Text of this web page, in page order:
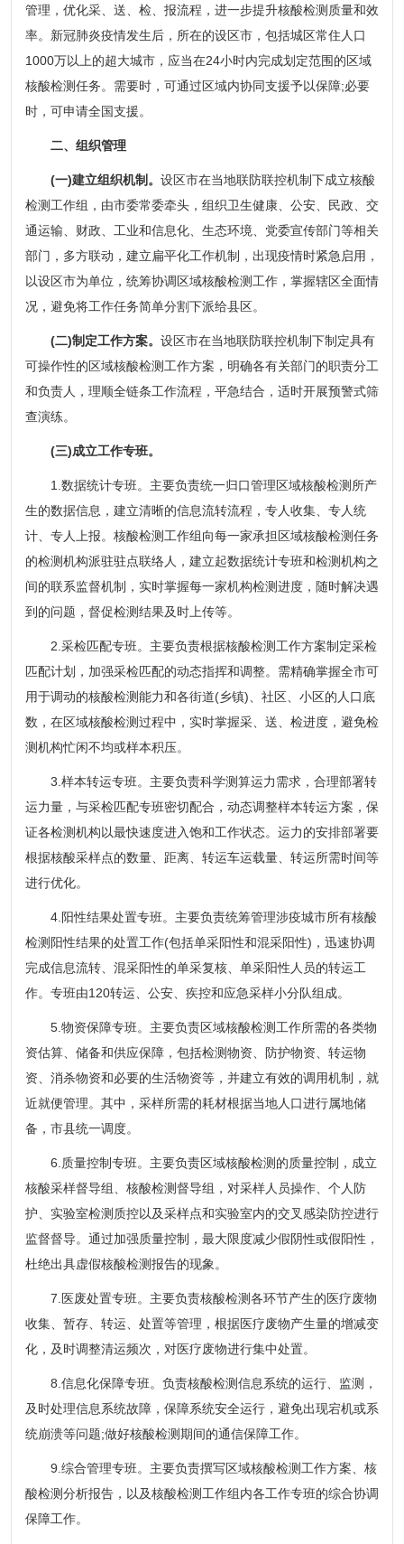
管理，优化采、送、检、报流程，进一步提升核酸检测质量和效
率。新冠肺炎疫情发生后，所在的设区市，包括城区常住人口
1000万以上的超大城市，应当在24小时内完成划定范围的区域
核酸检测任务。需要时，可通过区域内协同支援予以保障;必要
时，可申请全国支援。
二、组织管理
(一)建立组织机制。 设区市在当地联防联控机制下成立核酸
检测工作组，由市委常委牵头，组织卫生健康、公安、民政、交
通运输、财政、工业和信息化、生态环境、党委宣传部门等相关
部门，多方联动，建立扁平化工作机制，出现疫情时紧急启用，
以设区市为单位，统筹协调区域核酸检测工作，掌握辖区全面情
况，避免将工作任务简单分割下派给县区。
(二)制定工作方案。 设区市在当地联防联控机制下制定具有
可操作性的区域核酸检测工作方案，明确各有关部门的职责分工
和负责人，理顺全链条工作流程，平急结合，适时开展预警式筛
查演练。
(三)成立工作专班。
1.数据统计专班。主要负责统一归口管理区域核酸检测所产
生的数据信息，建立清晰的信息流转流程，专人收集、专人统
计、专人上报。核酸检测工作组向每一家承担区域核酸检测任务
的检测机构派驻驻点联络人，建立起数据统计专班和检测机构之
间的联系监督机制，实时掌握每一家机构检测进度，随时解决遇
到的问题，督促检测结果及时上传等。
2.采检匹配专班。主要负责根据核酸检测工作方案制定采检
匹配计划，加强采检匹配的动态指挥和调整。需精确掌握全市可
用于调动的核酸检测能力和各街道(乡镇)、社区、小区的人口底
数，在区域核酸检测过程中，实时掌握采、送、检进度，避免检
测机构忙闲不均或样本积压。
3.样本转运专班。主要负责科学测算运力需求，合理部署转
运力量，与采检匹配专班密切配合，动态调整样本转运方案，保
证各检测机构以最快速度进入饱和工作状态。运力的安排部署要
根据核酸采样点的数量、距离、转运车运载量、转运所需时间等
进行优化。
4.阳性结果处置专班。主要负责统筹管理涉疫城市所有核酸
检测阳性结果的处置工作(包括单采阳性和混采阳性)，迅速协调
完成信息流转、混采阳性的单采复核、单采阳性人员的转运工
作。专班由120转运、公安、疾控和应急采样小分队组成。
5.物资保障专班。主要负责区域核酸检测工作所需的各类物
资估算、储备和供应保障，包括检测物资、防护物资、转运物
资、消杀物资和必要的生活物资等，并建立有效的调用机制，就
近就便管理。其中，采样所需的耗材根据当地人口进行属地储
备，市县统一调度。
6.质量控制专班。主要负责区域核酸检测的质量控制，成立
核酸采样督导组、核酸检测督导组，对采样人员操作、个人防
护、实验室检测质控以及采样点和实验室内的交叉感染防控进行
监督督导。通过加强质量控制，最大限度减少假阴性或假阳性，
杜绝出具虚假核酸检测报告的现象。
7.医废处置专班。主要负责核酸检测各环节产生的医疗废物
收集、暂存、转运、处置等管理，根据医疗废物产生量的增减变
化，及时调整清运频次，对医疗废物进行集中处置。
8.信息化保障专班。负责核酸检测信息系统的运行、监测，
及时处理信息系统故障，保障系统安全运行，避免出现宕机或系
统崩溃等问题;做好核酸检测期间的通信保障工作。
9.综合管理专班。主要负责撰写区域核酸检测工作方案、核
酸检测分析报告，以及核酸检测工作组内各工作专班的综合协调
保障工作。